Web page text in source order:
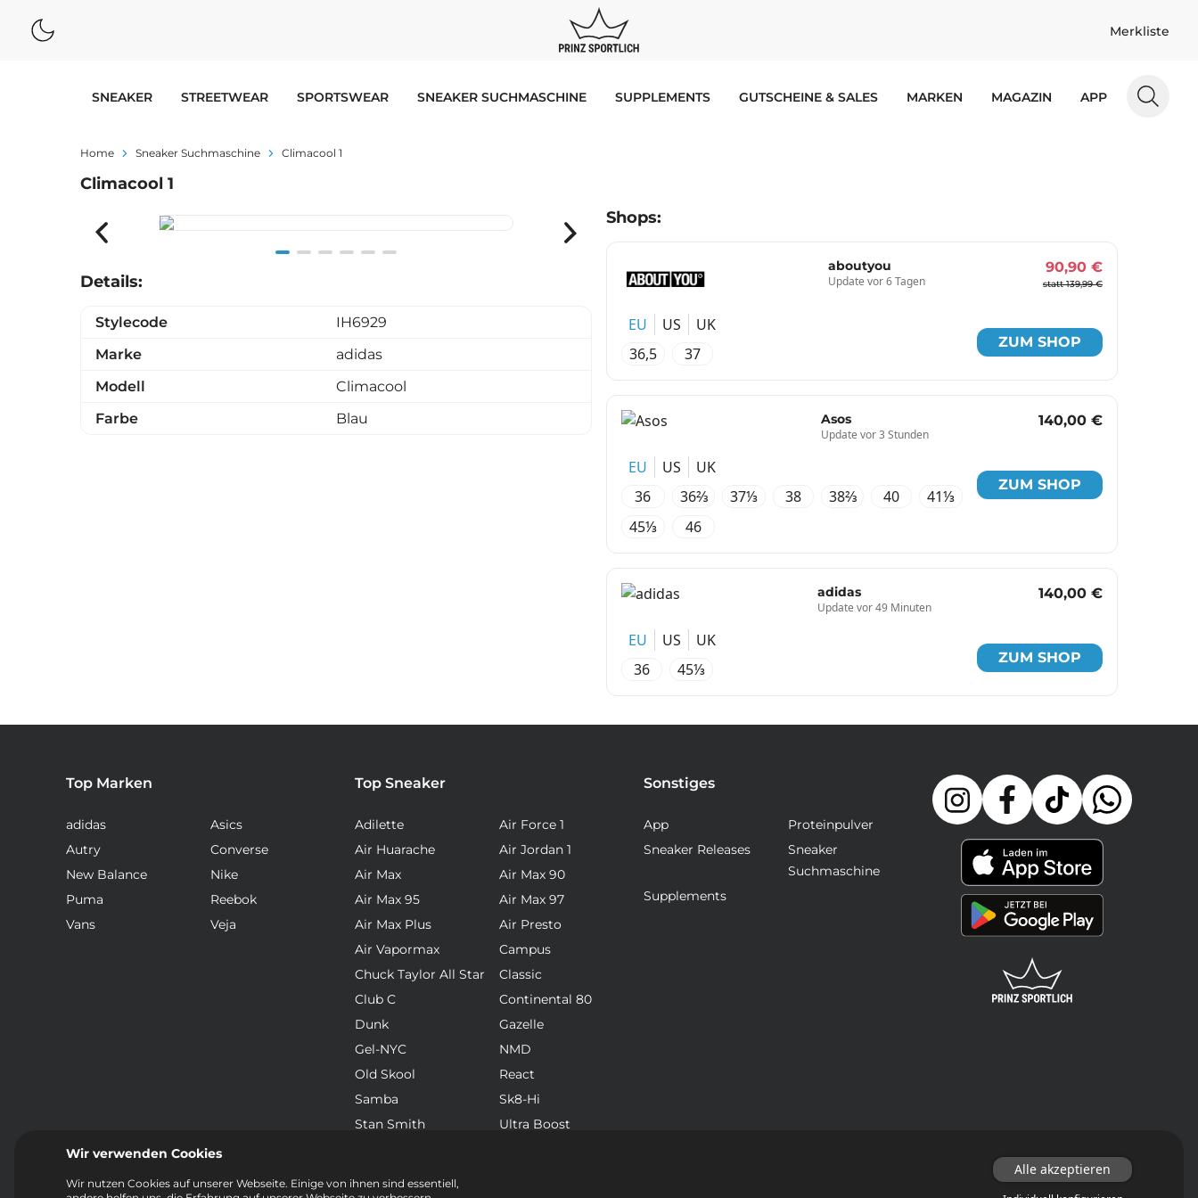
Merkliste
SNEAKER STREETWEAR SPORTSWEAR SNEAKER SUCHMASCHINE SUPPLEMENTS GUTSCHEINE & SALES MARKEN MAGAZIN APP
Home Sneaker Suchmaschine Climacool 1
Climacool 1
6
Shops:
aboutyou
Update vor 6 Tagen
90,90 €
statt 139,99 €
EU US
UK
36,5
37
ZUM SHOP
Asos
Update vor 3 Stunden
140,00 €
EU US
UK
36
36⅔ 37⅓ 38 38⅔ 40
41⅓
45⅓
46
ZUM SHOP
adidas
Update vor 49 Minuten
140,00 €
EU US
UK
36
45⅓
ZUM SHOP
Details:
Stylecode
IH6929
Marke
adidas
Modell
Climacool
Farbe
Blau
Top Marken
adidas
Asics
Autry
Converse
New Balance
Nike
Puma
Reebok
Vans
Veja
Top Sneaker
Adilette
Air Force 1
Air Huarache
Air Jordan 1
Air Max
Air Max 90
Air Max 95
Air Max 97
Air Max Plus
Air Presto
Air Vapormax
Campus
Chuck Taylor All Star
Classic
Club C
Continental 80
Dunk
Gazelle
Gel-NYC
NMD
Old Skool
React
Samba
Sk8-Hi
Stan Smith
Ultra Boost
Sonstiges
App
Proteinpulver
Sneaker Releases
Sneaker
Suchmaschine
Supplements
Wir verwenden Cookies
Wir nutzen Cookies auf unserer Webseite. Einige von ihnen sind essentiell,
Alle akzeptieren